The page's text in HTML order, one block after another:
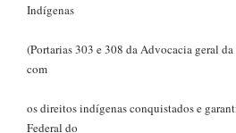
Indígenas
(Portarias 303 e 308 da Advocacia geral
com
os direitos indígenas conquistados e
Federal do